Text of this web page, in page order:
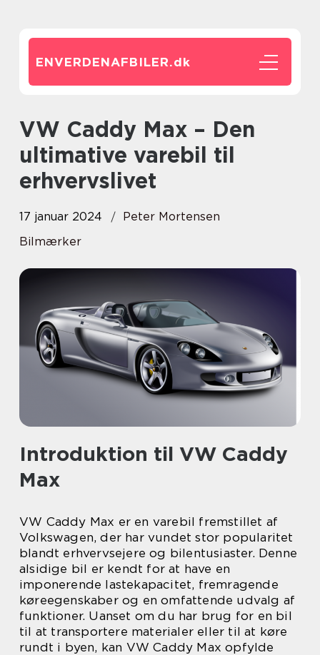
ENVERDENAFBILER.dk
VW Caddy Max – Den
ultimative varebil til
erhvervslivet
17 januar 2024
Peter Mortensen
Bilmærker
Introduktion til VW Caddy
Max
VW Caddy Max er en varebil fremstillet af
Volkswagen, der har vundet stor popularitet
blandt erhvervsejere og bilentusiaster. Denne
alsidige bil er kendt for at have en
imponerende lastekapacitet, fremragende
køreegenskaber og en omfattende udvalg af
funktioner. Uanset om du har brug for en bil
til at transportere materialer eller til at køre
rundt i byen, kan VW Caddy Max opfylde